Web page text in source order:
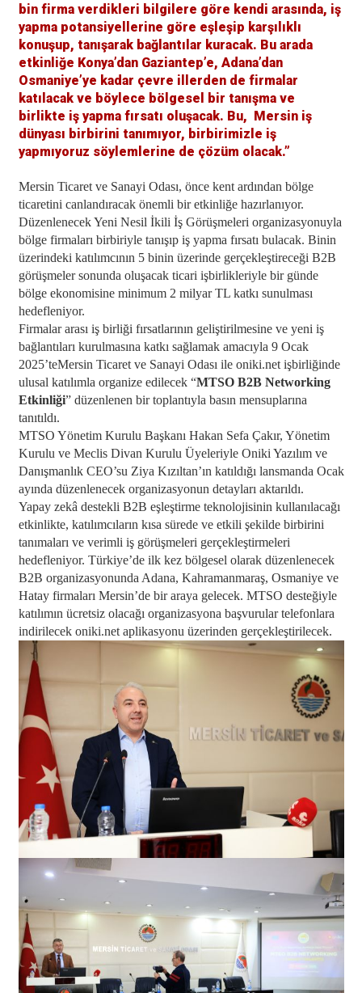
bin firma verdikleri bilgilere göre kendi arasında, iş
yapma potansiyellerine göre eşleşip karşılıklı
konuşup, tanışarak bağlantılar kuracak. Bu arada
etkinliğe Konya’dan Gaziantep’e, Adana’dan
Osmaniye’ye kadar çevre illerden de firmalar
katılacak ve böylece bölgesel bir tanışma ve
birlikte iş yapma fırsatı oluşacak. Bu, Mersin iş
dünyası birbirini tanımıyor, birbirimizle iş
yapmıyoruz söylemlerine de çözüm olacak.”
Mersin Ticaret ve Sanayi Odası, önce kent ardından bölge
ticaretini canlandıracak önemli bir etkinliğe hazırlanıyor.
Düzenlenecek Yeni Nesil İkili İş Görüşmeleri organizasyonuyla
bölge firmaları birbiriyle tanışıp iş yapma fırsatı bulacak. Binin
üzerindeki katılımcının 5 binin üzerinde gerçekleştireceği B2B
görüşmeler sonunda oluşacak ticari işbirlikleriyle bir günde
bölge ekonomisine minimum 2 milyar TL katkı sunulması
hedefleniyor.
Firmalar arası iş birliği fırsatlarının geliştirilmesine ve yeni iş
bağlantıları kurulmasına katkı sağlamak amacıyla 9 Ocak
2025’teMersin Ticaret ve Sanayi Odası ile oniki.net işbirliğinde
ulusal katılımla organize edilecek “MTSO B2B Networking
Etkinliği” düzenlenen bir toplantıyla basın mensuplarına
tanıtıldı.
MTSO Yönetim Kurulu Başkanı Hakan Sefa Çakır, Yönetim
Kurulu ve Meclis Divan Kurulu Üyeleriyle Oniki Yazılım ve
Danışmanlık CEO’su Ziya Kızıltan’ın katıldığı lansmanda Ocak
ayında düzenlenecek organizasyonun detayları aktarıldı.
Yapay zekâ destekli B2B eşleştirme teknolojisinin kullanılacağı
etkinlikte, katılımcıların kısa sürede ve etkili şekilde birbirini
tanımaları ve verimli iş görüşmeleri gerçekleştirmeleri
hedefleniyor. Türkiye’de ilk kez bölgesel olarak düzenlenecek
B2B organizasyonunda Adana, Kahramanmaraş, Osmaniye ve
Hatay firmaları Mersin’de bir araya gelecek. MTSO desteğiyle
katılımın ücretsiz olacağı organizasyona başvurular telefonlara
indirilecek oniki.net aplikasyonu üzerinden gerçekleştirilecek.